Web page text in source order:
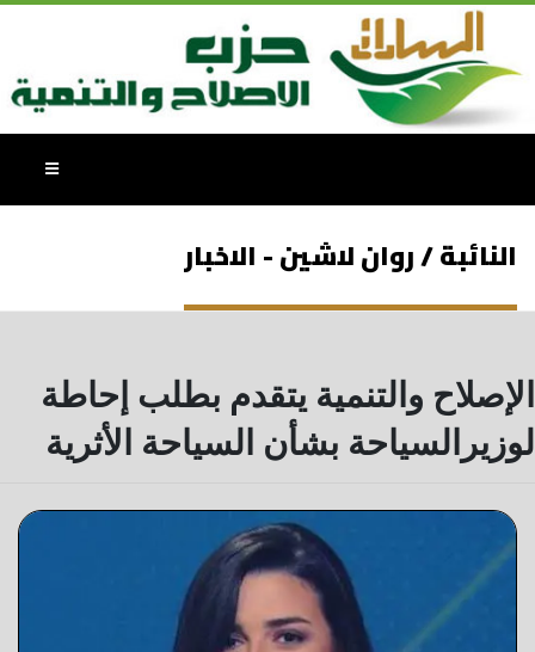
النائبة / روان لاشين - الاخبار
الإصلاح والتنمية يتقدم بطلب إحاطة
لوزيرالسياحة بشأن السياحة الأثرية